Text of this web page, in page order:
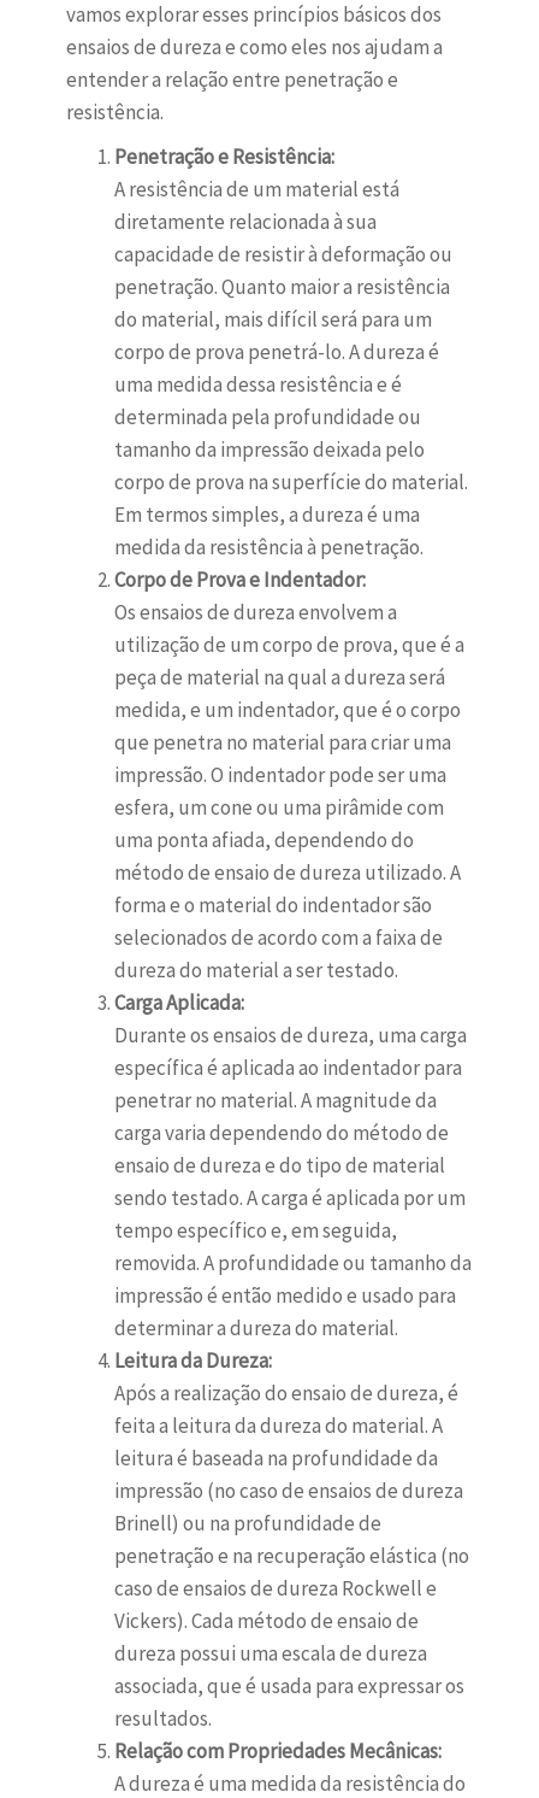
vamos explorar esses princípios básicos dos
ensaios de dureza e como eles nos ajudam a
entender a relação entre penetração e
resistência.
Penetração e Resistência:
A resistência de um material está
diretamente relacionada à sua
capacidade de resistir à deformação ou
penetração. Quanto maior a resistência
do material, mais difícil será para um
corpo de prova penetrá-lo. A dureza é
uma medida dessa resistência e é
determinada pela profundidade ou
tamanho da impressão deixada pelo
corpo de prova na superfície do material.
Em termos simples, a dureza é uma
medida da resistência à penetração.
Corpo de Prova e Indentador:
Os ensaios de dureza envolvem a
utilização de um corpo de prova, que é a
peça de material na qual a dureza será
medida, e um indentador, que é o corpo
que penetra no material para criar uma
impressão. O indentador pode ser uma
esfera, um cone ou uma pirâmide com
uma ponta afiada, dependendo do
método de ensaio de dureza utilizado. A
forma e o material do indentador são
selecionados de acordo com a faixa de
dureza do material a ser testado.
Carga Aplicada:
Durante os ensaios de dureza, uma carga
específica é aplicada ao indentador para
penetrar no material. A magnitude da
carga varia dependendo do método de
ensaio de dureza e do tipo de material
sendo testado. A carga é aplicada por um
tempo específico e, em seguida,
removida. A profundidade ou tamanho da
impressão é então medido e usado para
determinar a dureza do material.
Leitura da Dureza:
Após a realização do ensaio de dureza, é
feita a leitura da dureza do material. A
leitura é baseada na profundidade da
impressão (no caso de ensaios de dureza
Brinell) ou na profundidade de
penetração e na recuperação elástica (no
caso de ensaios de dureza Rockwell e
Vickers). Cada método de ensaio de
dureza possui uma escala de dureza
associada, que é usada para expressar os
resultados.
Relação com Propriedades Mecânicas:
A dureza é uma medida da resistência do